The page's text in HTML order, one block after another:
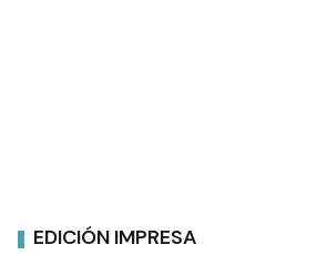
EDICIÓN IMPRESA